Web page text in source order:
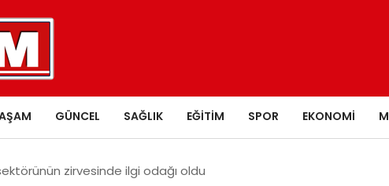
GÜNCEL SAĞLIK EĞITIM SPOR EKONOMI
zirvesinde ilgi odağı oldu